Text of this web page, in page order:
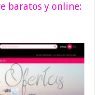
baratos y online: